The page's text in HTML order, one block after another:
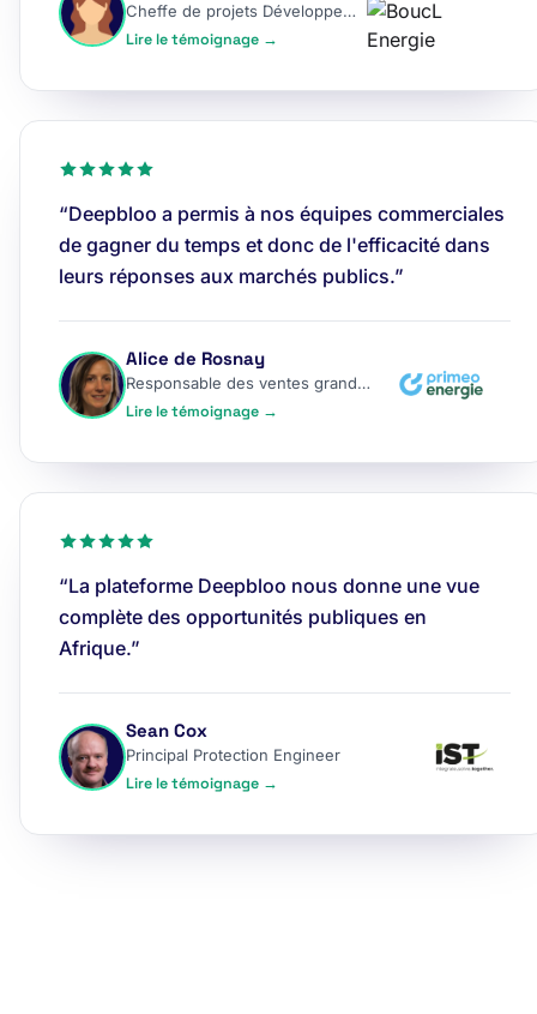
Cheffe de projets Développement
Lire le témoignage →
“Deepbloo a permis à nos équipes commerciales
de gagner du temps et donc de l'efficacité dans
leurs réponses aux marchés publics.”
Alice de Rosnay
Responsable des ventes grands comptes
Lire le témoignage →
“La plateforme Deepbloo nous donne une vue
complète des opportunités publiques en
Afrique.”
Sean Cox
Principal Protection Engineer
Lire le témoignage →